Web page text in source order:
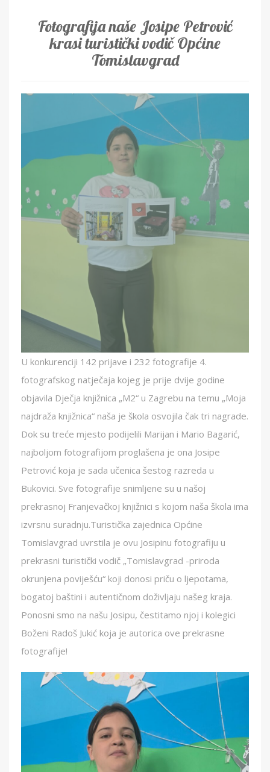
Fotografija naše Josipe Petrović
krasi turistički vodič Općine
Tomislavgrad
U konkurenciji 142 prijave i 232 fotografije 4.
fotografskog natječaja kojeg je prije dvije godine
objavila Dječja knjižnica „M2“ u Zagrebu na temu „Moja
najdraža knjižnica“ naša je škola osvojila čak tri nagrade.
Dok su treće mjesto podijelili Marijan i Mario Bagarić,
najboljom fotografijom proglašena je ona Josipe
Petrović koja je sada učenica šestog razreda u
Bukovici. Sve fotografije snimljene su u našoj
prekrasnoj Franjevačkoj knjižnici s kojom naša škola ima
izvrsnu suradnju.Turistička zajednica Općine
Tomislavgrad uvrstila je ovu Josipinu fotografiju u
prekrasni turistički vodič „Tomislavgrad -priroda
okrunjena poviješću“ koji donosi priču o ljepotama,
bogatoj baštini i autentičnom doživljaju našeg kraja.
Ponosni smo na našu Josipu, čestitamo njoj i kolegici
Boženi Radoš Jukić koja je autorica ove prekrasne
fotografije!